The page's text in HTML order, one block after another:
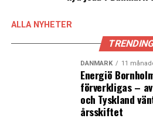
8 april i år återinföra ID-
för att läsa
Hård kritik i remissvar om
– “att införa kontroller mellan
Köpenhamn är som att införa
Klicka här för
ALLA NYHETER
DANMARK 11
Energiö
förverkligas –
och Tyskland
årsskiftet